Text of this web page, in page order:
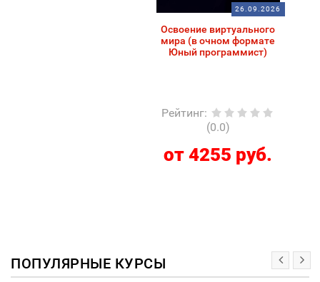
26.09.2026
Освоение виртуального
мира (в очном формате
Юный программист)
Рейтинг:
(0.0)
от 4255 руб.
ПОПУЛЯРНЫЕ КУРСЫ